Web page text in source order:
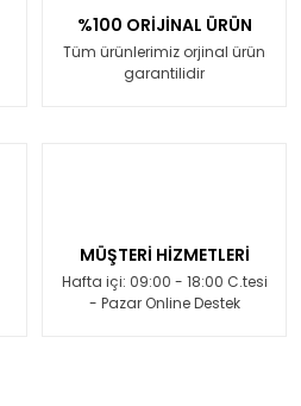
%100 ORİJİNAL ÜRÜN
Tüm ürünlerimiz orjinal ürün
garantilidir
MÜŞTERİ HİZMETLERİ
Hafta içi: 09:00 - 18:00 C.tesi
- Pazar Online Destek